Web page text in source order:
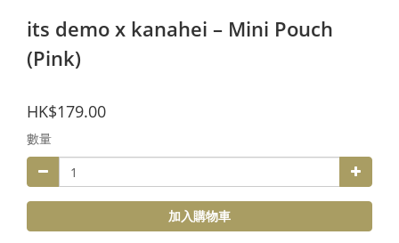
its demo x kanahei – Mini Pouch
(Pink)
HK$179.00
數量
加入購物車